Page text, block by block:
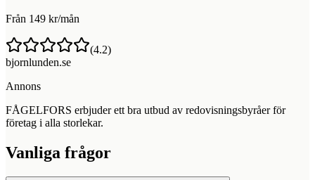
Från 149 kr/mån
(4.2)
bjornlunden.se
Annons
FÅGELFORS erbjuder ett bra utbud av redovisningsbyråer för
företag i alla storlekar.
Vanliga frågor